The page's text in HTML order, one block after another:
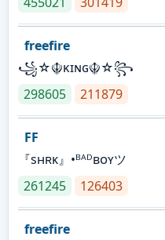
freefire
꧁☆☬κɪɴɢ☬☆꧂
298605
211879
FF
『sʜʀᴋ』•ᴮᴬᴰʙᴏʏツ
261245
126403
freefire